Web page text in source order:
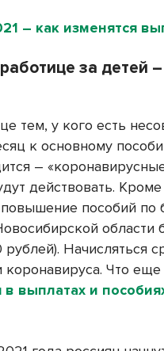
– как изменятся
за детей
тем, у кого есть
к основному
–
действовать. Кроме
пособий по
области
Начисляться
Что еще
выплатах и